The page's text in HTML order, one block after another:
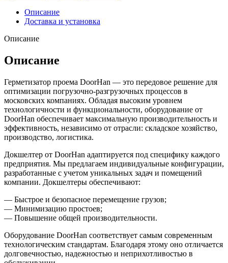
Описание
Доставка и установка
Описание
Описание
Герметизатор проема DoorHan — это передовое решение для
оптимизации погрузочно-разгрузочных процессов в
московских компаниях. Обладая высоким уровнем
технологичности и функциональности, оборудование от
DoorHan обеспечивает максимальную производительность и
эффективность, независимо от отрасли: складское хозяйство,
производство, логистика.
Докшелтер от DoorHan адаптируется под специфику каждого
предприятия. Мы предлагаем индивидуальные конфигурации,
разработанные с учетом уникальных задач и помещений
компании. Докшелтеры обеспечивают:
— Быстрое и безопасное перемещение грузов;
— Минимизацию простоев;
— Повышение общей производительности.
Оборудование DoorHan соответствует самым современным
технологическим стандартам. Благодаря этому оно отличается
долговечностью, надежностью и неприхотливостью в